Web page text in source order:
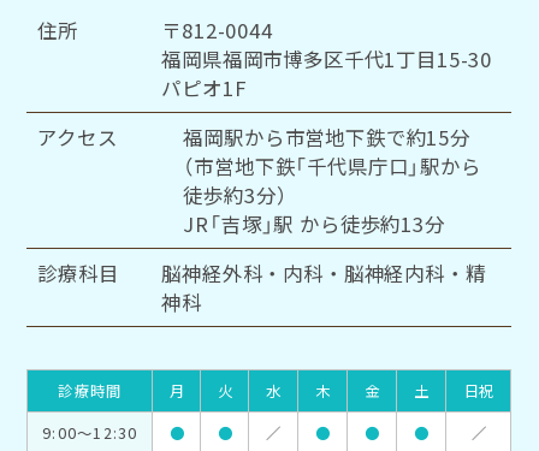
住所
〒812-0044
福岡県福岡市博多区千代1丁目15-30
パピオ1F
アクセス
福岡駅から市営地下鉄で約15分
（市営地下鉄「千代県庁口」駅から
徒歩約3分）
JR「吉塚」駅 から徒歩約13分
診療科目
脳神経外科・内科・脳神経内科・精
神科
診療時間 月 火 水 木 金 土
日祝
9:00～12:30
● ● ／ ● ● ●
／